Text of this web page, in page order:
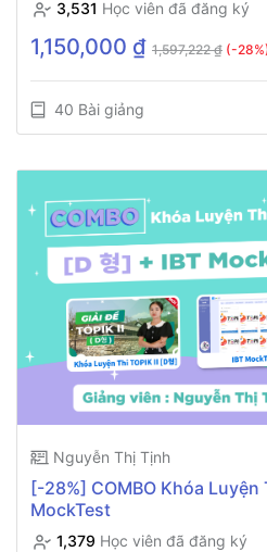
3,531 Học viên đã đăng ký
1,150,000 ₫ 1,597,222 ₫ (-
40 Bài giảng
Nguyễn Thị Tịnh
[-28%] COMBO Khóa Luyện
MockTest
1,379 Học viên đã đăng ký